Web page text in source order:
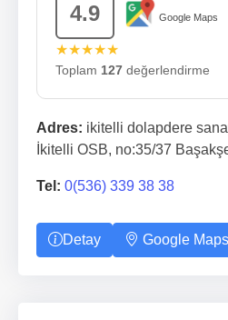
4.9 Google Maps
★★★★★
Toplam 127 değerlendirme
Adres: ikitelli dolapdere
İkitelli OSB, no:35/37
Tel: 0(536) 339 38 38
Detay Google Maps